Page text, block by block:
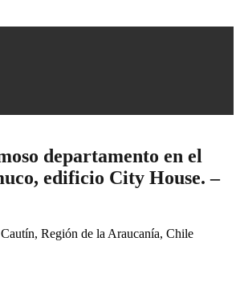
departamento en el
edificio City House. –
Región de la Araucanía, Chile